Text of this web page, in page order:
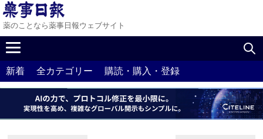
薬のことなら薬事日報ウェブサイト
新着 全カテゴリー 購読・購入・登録